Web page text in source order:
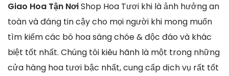
Giao Hoa Tận NơiShop Hoa Tươi khi là ảnh hưởng an
toàn và đáng tin cậy cho mọi người khi mong muốn
tìm kiếm các bó hoa sáng chóe & độc đáo và khác
biệt tốt nhất. Chúng tôi kiêu hãnh là một trong những
cửa hàng hoa tươi bậc nhất, cung cấp dịch vụ rất tốt